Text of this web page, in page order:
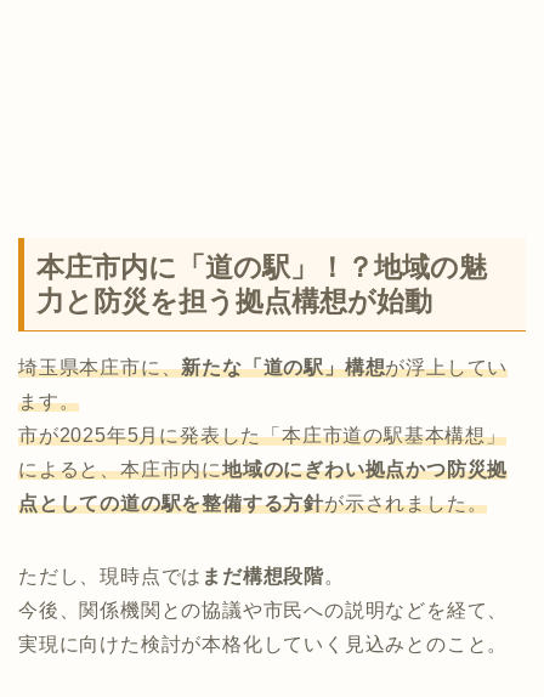
本庄市内に「道の駅」！？地域の魅
力と防災を担う拠点構想が始動
埼玉県本庄市に、新たな「道の駅」構想が浮上してい
ます。
市が2025年5月に発表した「本庄市道の駅基本構想」
によると、本庄市内に地域のにぎわい拠点かつ防災拠
点としての道の駅を整備する方針が示されました。
ただし、現時点では まだ構想段階。
今後、関係機関との協議や市民への説明などを経て、
実現に向けた検討が本格化していく見込みとのこと。